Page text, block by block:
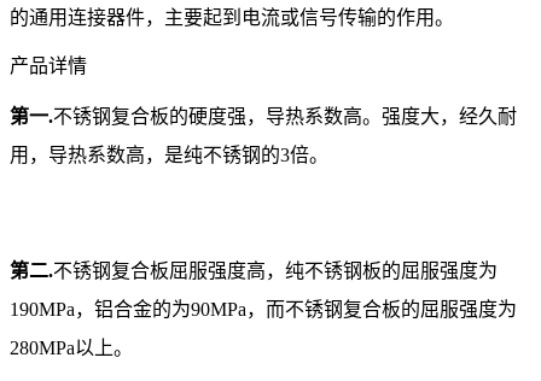
的通用连接器件，主要起到电流或信号传输的作用。
产品详情
第一.不锈钢复合板的硬度强，导热系数高。强度大，经久耐
用，导热系数高，是纯不锈钢的3倍。
第二.不锈钢复合板屈服强度高，纯不锈钢板的屈服强度为
190MPa，铝合金的为90MPa，而不锈钢复合板的屈服强度为
280MPa以上。